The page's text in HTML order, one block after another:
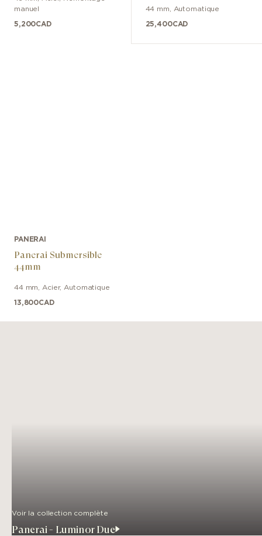
manuel
5,200CAD
44 mm Automatique
25,400CAD
PANERAI
Panerai Submersible
44mm
44 mm Acier, Automatique
13,800CAD
Voir la collection complète
Panerai - Luminor Due